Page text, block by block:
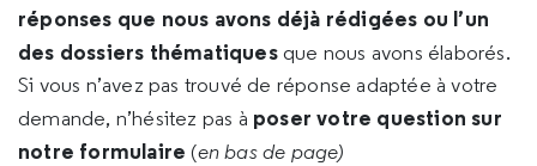
réponses que nous avons déjà rédigées ou l’un
des dossiers thématiques que nous avons élaborés.
Si vous n’avez pas trouvé de réponse adaptée à votre
demande, n’hésitez pas à poser votre question sur
notre formulaire (en bas de page)